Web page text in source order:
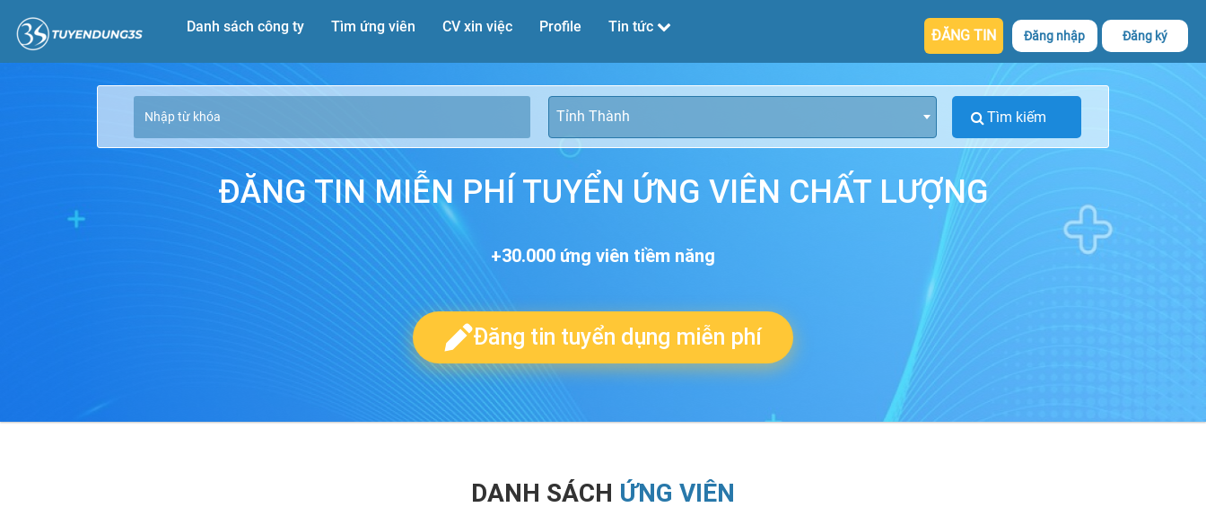
Danh sách công ty Tìm ứng viên CV xin việc Profile Tin tức
ĐĂNG TIN Đăng nhập Đăng ký
Tỉnh Thành
ĐĂNG TIN MIỄN PHÍ TUYỂN ỨNG VIÊN CHẤT LƯỢNG
+30.000 ứng viên tiềm năng
Đăng tin tuyển dụng miễn phí
DANH SÁCH ỨNG VIÊN